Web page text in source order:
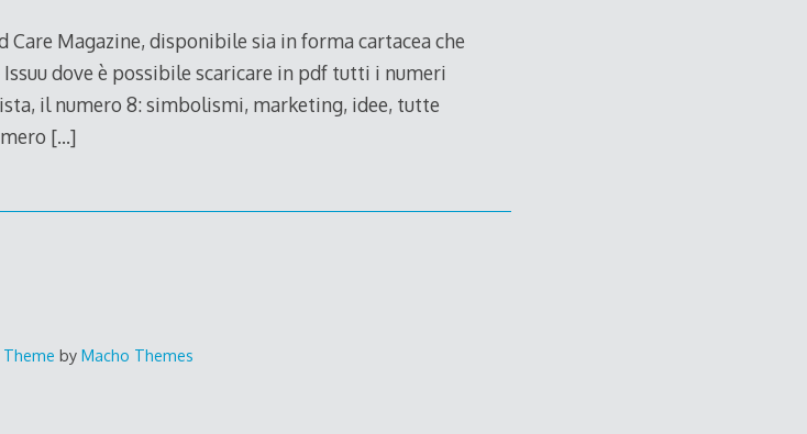
Care Magazine, disponibile sia in forma cartacea che
dove è possibile scaricare in pdf tutti i numeri
il numero 8: simbolismi, marketing, idee, tutte
[…]
by Macho Themes